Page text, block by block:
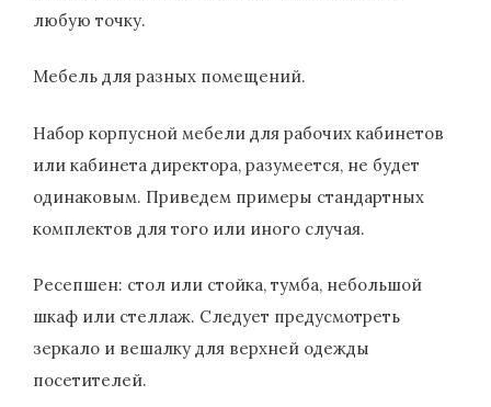
любую точку.
Мебель для разных помещений.
Набор корпусной мебели для рабочих кабинетов
или кабинета директора, разумеется, не будет
одинаковым. Приведем примеры стандартных
комплектов для того или иного случая.
Ресепшен: стол или стойка, тумба, небольшой
шкаф или стеллаж. Следует предусмотреть
зеркало и вешалку для верхней одежды
посетителей.